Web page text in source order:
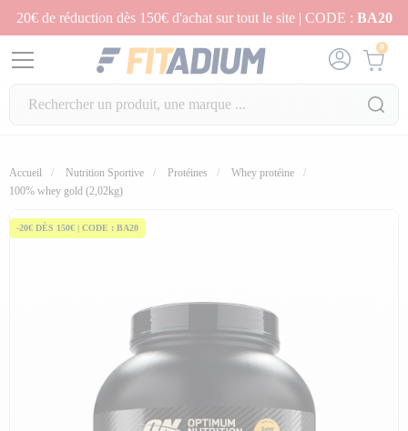
20€ de réduction dès 150€ d'achat sur tout le site | CODE : BA20
0
Accueil Nutrition Sportive Protéines
Whey protéine
100% whey gold (2,02kg)
-20€ DÈS 150€ | CODE : BA20